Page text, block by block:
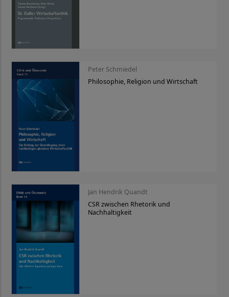
Peter Schmiedel
Philosophie, Religion und Wirtschaft
Jan Hendrik Quandt
CSR zwischen Rhetorik und
Nachhaltigkeit